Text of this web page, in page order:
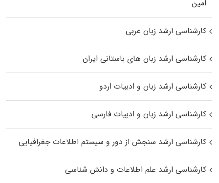
اﻣﻴﻦ
کارشناسی ارشد زبان عربی
کارشناسی ارشد زبان‌ های باستانی ایران
کارشناسی ارشد زبان و ادبیات اردو
کارشناسی ارشد زبان و ادبیات فارسی
کارشناسی ارشد سنجش از دور و سیستم اطلاعات جغرافیایی
کارشناسی ارشد علم اطلاعات و دانش شناسی